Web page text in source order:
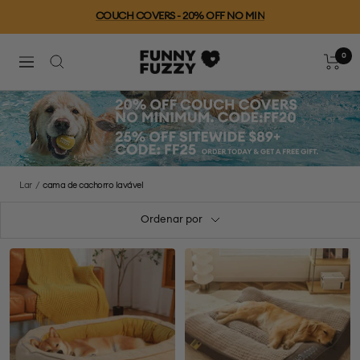
conteúdo
COUCH COVERS - 20% OFF NO MIN
Navegação
FUNNYFUZZY 0
Lar cama de cachorro lavável
Ordenar por